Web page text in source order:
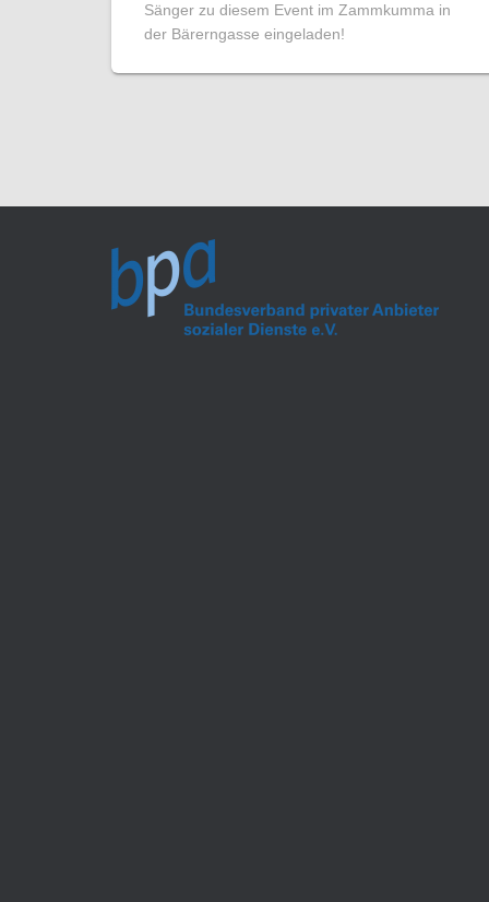
Sänger zu diesem Event im Zammkumma in
der Bärerngasse eingeladen!